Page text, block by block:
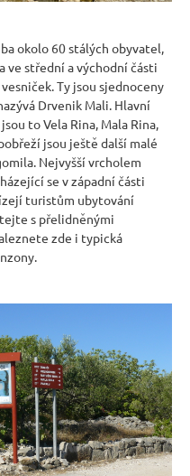
okolo 60 stálých obyvatel,
ve střední a východní části
Ty jsou sjednoceny
Drvenik Mali. Hlavní
to Vela Rina, Mala Rina,
jsou ještě další malé
Nejvyšší vrcholem
se v západní části
turistům ubytování
s přelidněnými
zde i typická